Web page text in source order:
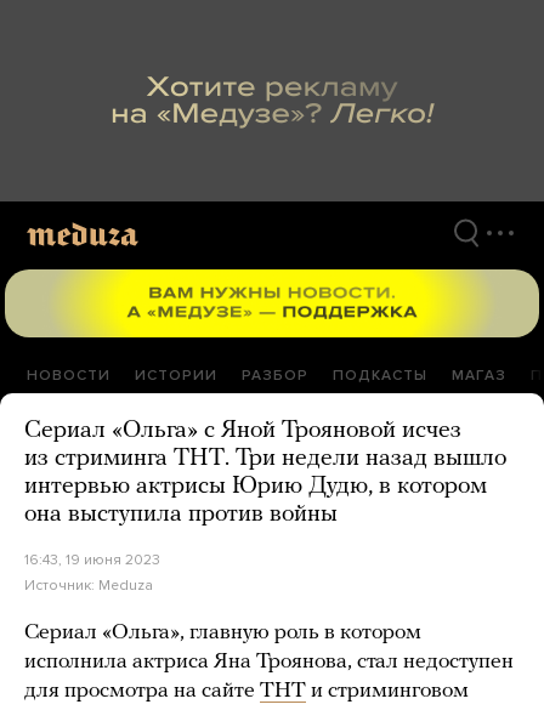
НОВОСТИ ИСТОРИИ РАЗБОР ПОДКАСТЫ МАГАЗ
Сериал «Ольга» с Яной Трояновой исчез
из стриминга ТНТ. Три недели назад вышло
интервью актрисы Юрию Дудю, в котором
она выступила против войны
16:43, 19 июня 2023
Источник: Meduza
Сериал «Ольга», главную роль в котором
исполнила актриса Яна Троянова, стал недоступен
для просмотра на сайте ТНТ и стриминговом